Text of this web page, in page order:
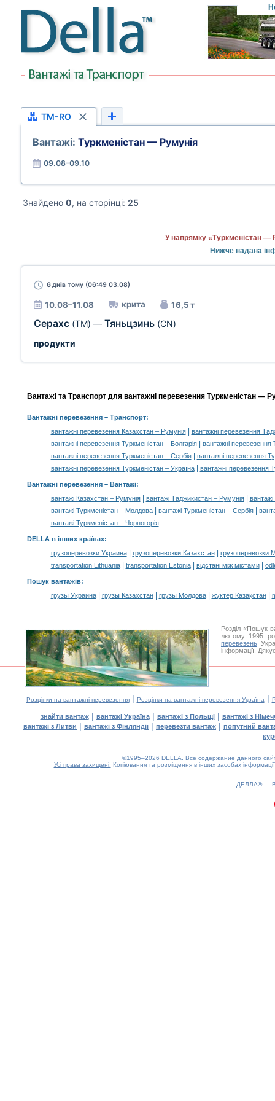
TM-RO
Вантажі: Туркменістан — Румунія
09.08–09.10
Знайдено 0, на сторінці: 25
У напрямку «Туркменістан —
Нижче надана
6 днів тому (06:49 03.08)
10.08–11.08 крита 16,5 т
Серахс (TM) — Тяньцзинь (CN)
продукти
Вантажі та Транспорт для вантажні перевезення Туркменістан —
Вантажні перевезення– Транспорт:
вантажні перевезення Казахстан – Румунія|
вантажні перевезення
вантажні перевезення Туркменістан – Болгарія|
вантажні перевезення
вантажні перевезення Туркменістан – Сербія|
вантажні перевезення
вантажні перевезення Туркменістан – Україна| вантажні перевезення
Вантажні перевезення – Вантажі:
вантажі Казахстан – Румунія| вантажі Таджикистан – Румунія|
вантажі Туркменістан – Молдова| вантажі Туркменістан – Сербія|
вантажі Туркменістан – Чорногорія
DELLA в інших країнах:
грузоперевозки Украина| грузоперевозки Казахстан|
грузоперевозки
transportation Lithuania| transportation Estonia| відстані між містами|
Пошук вантажів:
грузы Украина| грузы Казахстан| грузы Молдова| жүктер Қазақстан|
Розділ «Пошук
лютому 1995
перевезень
інформації.
Розцінки на вантажні перевезення| Розцінки на вантажні перевезення Україна |
знайти вантаж| вантажі Україна| вантажі з Польщі| вантажі з
вантажі з Литви | вантажі з Фінляндії| перевезти вантаж | попутний
©1995–2026 DELLA. Все содержание данного
Усі права захищені. Копіювання та розміщення в інших засобах
ДЕЛЛА® —